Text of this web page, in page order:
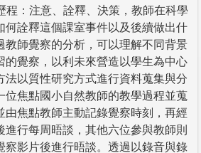
程：注意、詮釋、決策，教師在科學
何詮釋這個課室事件以及後續做出什
教師覺察的分析，可以理解不同背景
的覺察，以利未來營造以學生為中心
法以質性研究方式進行資料蒐集與分
位焦點國小自然教師的教學過程並蒐
由焦點教師主動記錄覺察時刻，再經
進行每周晤談，其他六位參與教師則
察影片後進行晤談。透過以錄音與錄